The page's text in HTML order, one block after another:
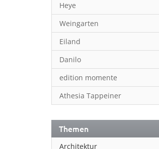
Heye
Weingarten
Eiland
Danilo
edition momente
Athesia Tappeiner
Themen
Architektur